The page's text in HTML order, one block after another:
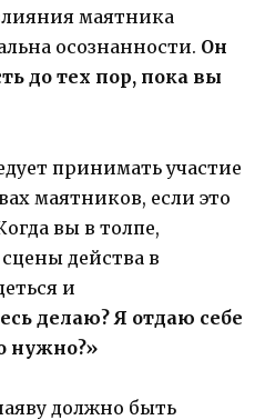
маятника
осознанности. Он
до тех пор, пока вы
принимать участие
маятников, если это
вы в толпе,
действа в
и
делаю? Я отдаю себе
нужно?»
должно быть